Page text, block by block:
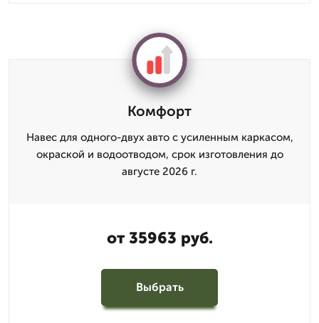
Комфорт
Навес для одного-двух авто с усиленным каркасом,
окраской и водоотводом, срок изготовления до
августе 2026 г.
от 35963 руб.
Выбрать